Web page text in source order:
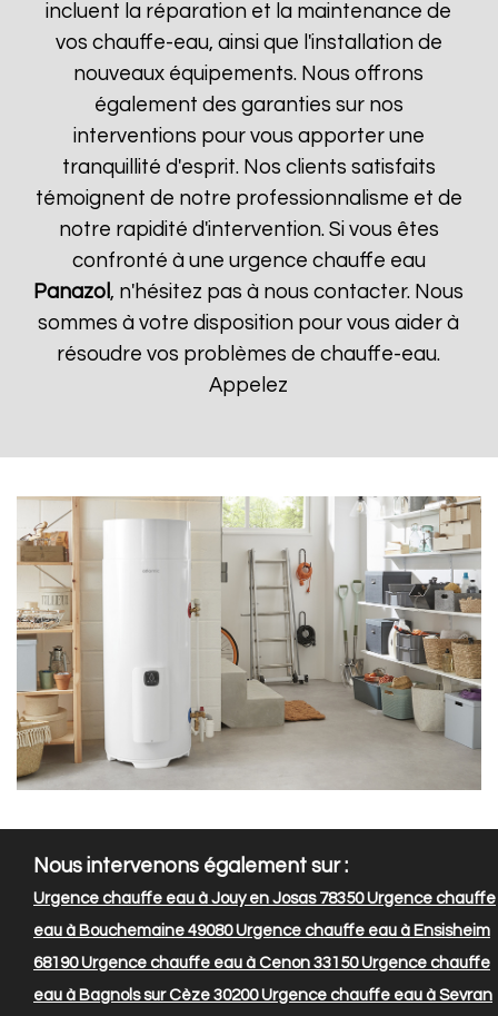
incluent la réparation et la maintenance de
vos chauffe-eau, ainsi que l'installation de
nouveaux équipements. Nous offrons
également des garanties sur nos
interventions pour vous apporter une
tranquillité d'esprit. Nos clients satisfaits
témoignent de notre professionnalisme et de
notre rapidité d'intervention. Si vous êtes
confronté à une urgence chauffe eau
Panazol, n'hésitez pas à nous contacter. Nous
sommes à votre disposition pour vous aider à
résoudre vos problèmes de chauffe-eau.
Appelez
Nous intervenons également sur :
Urgence chauffe eau à Jouy en Josas 78350Urgence chauffe
eau à Bouchemaine 49080Urgence chauffe eau à Ensisheim
68190Urgence chauffe eau à Cenon 33150Urgence chauffe
eau à Bagnols sur Cèze 30200Urgence chauffe eau à Sevran